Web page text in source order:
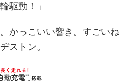
駆動！」
かっこいい響き。すごいね
ストン。